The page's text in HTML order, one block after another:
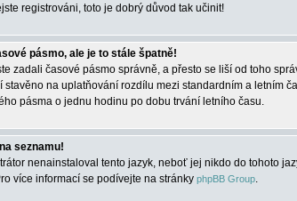
registrováni, toto je dobrý důvod tak učinit!
pásmo, ale je to stále špatně!
zadali časové pásmo správně, a přesto se liší od toho
stavěno na uplatňování rozdílu mezi standardním a letním
pásma o jednu hodinu po dobu trvání letního času.
seznamu!
nenainstaloval tento jazyk, neboť jej nikdo do tohoto
více informací se podívejte na stránky phpBB Group.